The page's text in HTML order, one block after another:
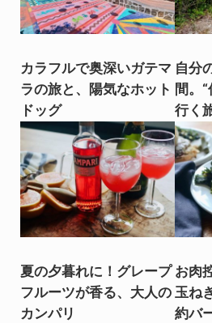
カラフルで奥深いガテマ
ラの旅と、陽気なホット
ドッグ
自分
間。
行く
夏の夕暮れに！グレープ
フルーツが香る、大人の
カンパリ
お肉
玉ね
約バ